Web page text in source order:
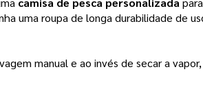
uma roupa de longa durabilidade de
manual e ao invés de secar a